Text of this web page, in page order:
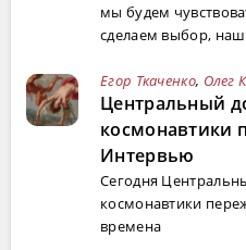
мы будем
сделаем выбор,
Егор Ткаченко, Олег
Центральный
космонавтики
Интервью
Сегодня
космонавтики
времена